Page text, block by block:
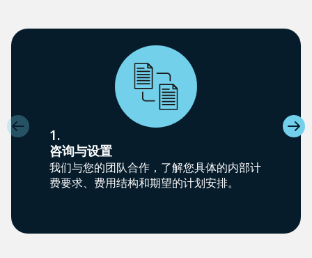
1.
咨询与设置
我们与您的团队合作，了解您具体的内部计
费要求、费用结构和期望的计划安排。